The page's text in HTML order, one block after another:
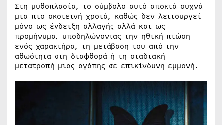
Στη μυθοπλασία, το σύμβολο αυτό αποκτά συχνά
μια πιο σκοτεινή χροιά, καθώς δεν λειτουργεί
μόνο ως ένδειξη αλλαγής αλλά και ως
προμήνυμα, υποδηλώνοντας την ηθική πτώση
ενός χαρακτήρα, τη μετάβαση του από την
αθωότητα στη διαφθορά ή τη σταδιακή
μετατροπή μιας αγάπης σε επικίνδυνη εμμονή.